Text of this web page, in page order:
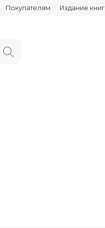
Покупателям Издание книг